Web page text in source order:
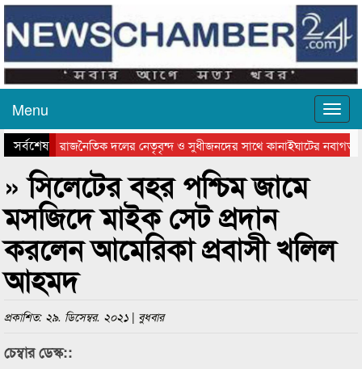
Menu
সর্বশেষরাজনৈতিক দলের নেতৃবৃন্দ ও সুধীজনদের সাথে কানাইঘাটের নবাগত
সিলেটে বাংলাদেশ গ্রুপ থিয়েটার ফেডারেশানের বিভাগীয় অভিনয়
» সিলেটের বহর পশ্চিম জামে
মসজিদে মাইক সেট প্রদান
করলেন আমেরিকা প্রবাসী খলিল
আহমদ
প্রকাশিত: ২৯. ডিসেম্বর. ২০২১ | বুধবার
চেম্বার ডেস্ক::